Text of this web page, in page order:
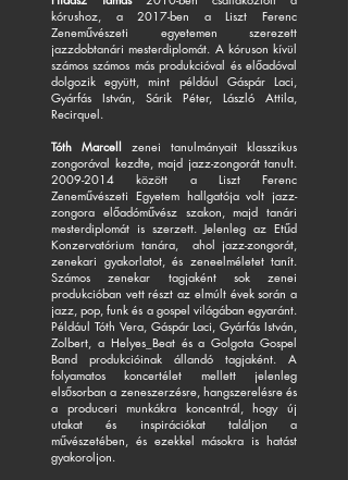
kórushoz, a 2017-ben a Liszt Ferenc
Zeneművészeti egyetemen szerezett
jazzdobtanári mesterdiplomát. A kóruson kívül
számos számos más produkcióval és előadóval
dolgozik együtt, mint például Gáspár Laci,
Gyárfás István, Sárik Péter, László Attila,
Recirquel.
Tóth Marcell zenei tanulmányait klasszikus
zongorával kezdte, majd jazz-zongorát tanult.
2009-2014 között a Liszt Ferenc
Zeneművészeti Egyetem hallgatója volt jazz-
zongora előadóművész szakon, majd tanári
mesterdiplomát is szerzett. Jelenleg az Etűd
Konzervatórium tanára, ahol jazz-zongorát,
zenekari gyakorlatot, és zeneelméletet tanít.
Számos zenekar tagjaként sok zenei
produkcióban vett részt az elmúlt évek során a
jazz, pop, funk és a gospel világában egyaránt.
Például Tóth Vera, Gáspár Laci, Gyárfás István,
Zolbert, a Helyes_Beat és a Golgota Gospel
Band produkcióinak állandó tagjaként. A
folyamatos koncertélet mellett jelenleg
elsősorban a zeneszerzésre, hangszerelésre és
a produceri munkákra koncentrál, hogy új
utakat és inspirációkat találjon a
művészetében, és ezekkel másokra is hatást
gyakoroljon.